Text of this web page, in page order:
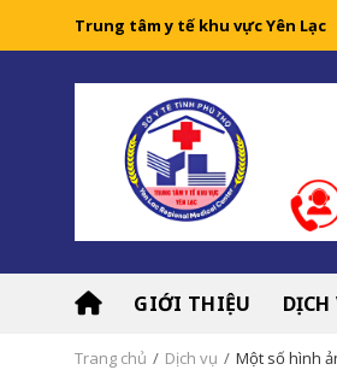
Trung tâm y tế khu vực Yên Lạc
GIỚI THIỆU DỊCH
Trang chủ / Dịch vụ / Một số hình